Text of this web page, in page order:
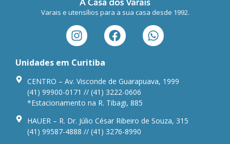
Varais e utensílios para a sua casa desde 1992.
Unidades em Curitiba
CENTRO – Av. Visconde de Guarapuava, 1999
(41) 99900-0171 // (41) 3222-0606
*Estacionamento na R. Tibagi, 885
HAUER – R. Dr. Júlio César Ribeiro de Souza, 315
(41) 99587-4888 // (41) 3276-8990